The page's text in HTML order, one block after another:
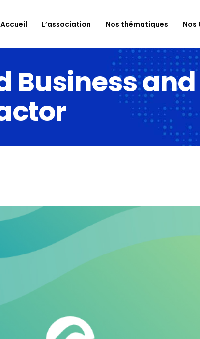
Accueil L’association Nos thématiques Nos
Business